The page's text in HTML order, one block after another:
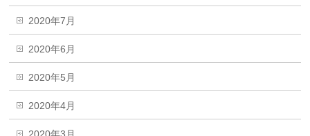
2020年7月
2020年6月
2020年5月
2020年4月